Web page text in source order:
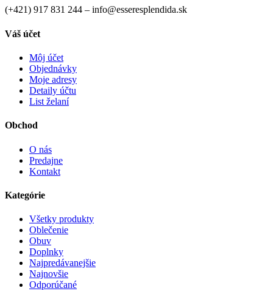
(+421) 917 831 244 – info@esseresplendida.sk
Váš účet
Môj účet
Objednávky
Moje adresy
Detaily účtu
List želaní
Obchod
O nás
Predajne
Kontakt
Kategórie
Všetky produkty
Oblečenie
Obuv
Doplnky
Najpredávanejšie
Najnovšie
Odporúčané